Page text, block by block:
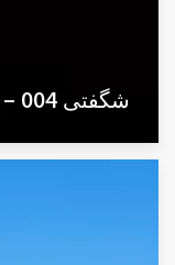
شگفتی 004 – شگفتی تاریکی در فضای خارج